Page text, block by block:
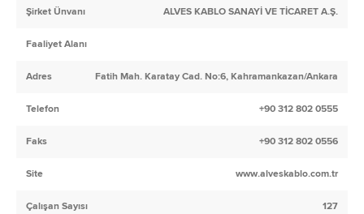
Şirket Ünvanı ALVES KABLO SANAYİ VE TİCARET A.Ş.
Faaliyet Alanı
Adres Fatih Mah. Karatay Cad. No:6, Kahramankazan/Ankara
Telefon +90 312 802 0555
Faks +90 312 802 0556
Site www.alveskablo.com.tr
Çalışan Sayısı 127